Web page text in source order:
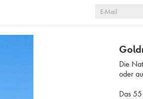
MAIL
AUSWAHL ANZEIGEN
Die
oder
Das